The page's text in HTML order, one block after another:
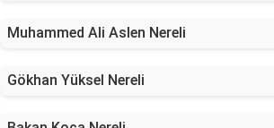
Muhammed Ali Aslen Nereli
Gökhan Yüksel Nereli